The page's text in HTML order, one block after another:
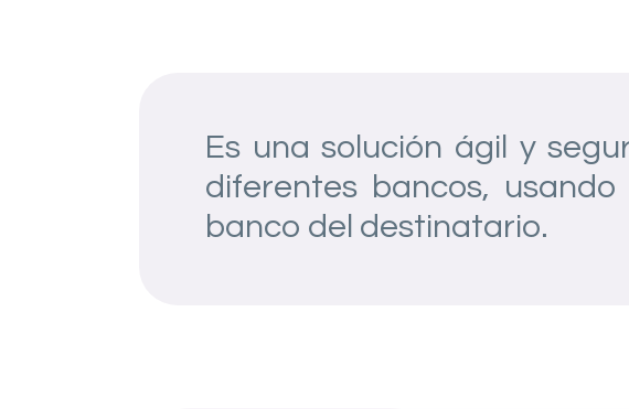
Es una solución ágil y
diferentes bancos,
banco del destinatario.